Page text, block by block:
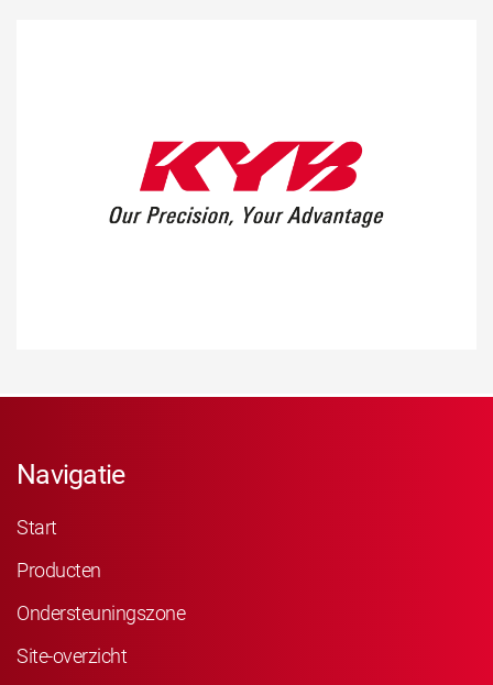
Navigatie
Start
Producten
Ondersteuningszone
Site-overzicht